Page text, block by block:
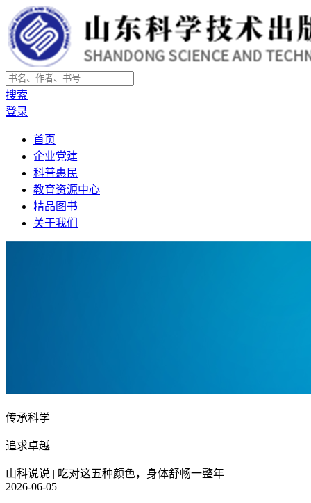
搜索
登录
首页
企业党建
科普惠民
教育资源中心
精品图书
关于我们
传承科学
追求卓越
山科说说 | 吃对这五种颜色，身体舒畅一整年
2026-06-05